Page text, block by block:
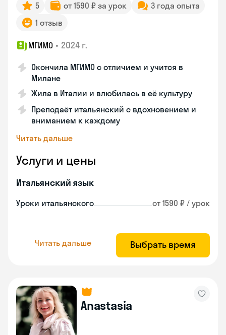
5 от 1590 ₽ за урок
3 года опыта
1 отзыв
МГИМО • 2024 г.
Окончила МГИМО с отличием и учится в
Милане
Жила в Италии и влюбилась в её культуру
Преподаёт итальянский с вдохновением и
вниманием к каждому
Читать дальше
Услуги и цены
Итальянский язык
Уроки итальянского от 1590 ₽ / урок
Читать дальше Выбрать время
Anastasia